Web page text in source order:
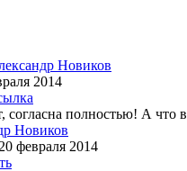
Новиков
2014
согласна полностью! А что
Новиков
февраля 2014